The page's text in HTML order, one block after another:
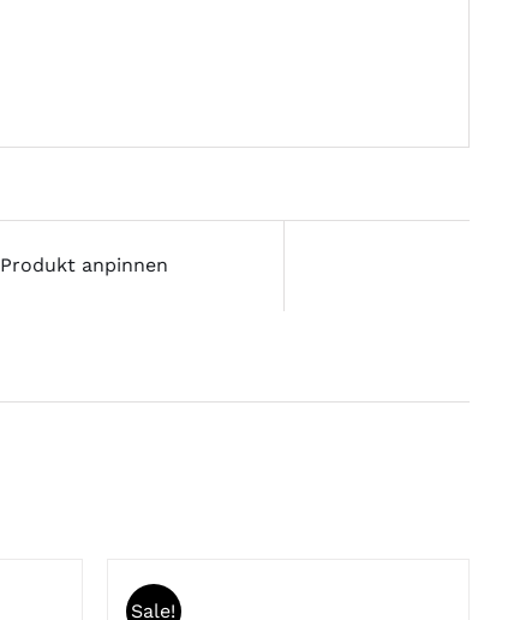
Produkt anpinnen
Sale!